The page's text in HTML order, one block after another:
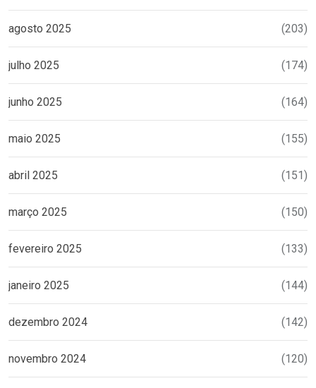
agosto 2025 (203)
julho 2025 (174)
junho 2025 (164)
maio 2025 (155)
abril 2025 (151)
março 2025 (150)
fevereiro 2025 (133)
janeiro 2025 (144)
dezembro 2024 (142)
novembro 2024 (120)